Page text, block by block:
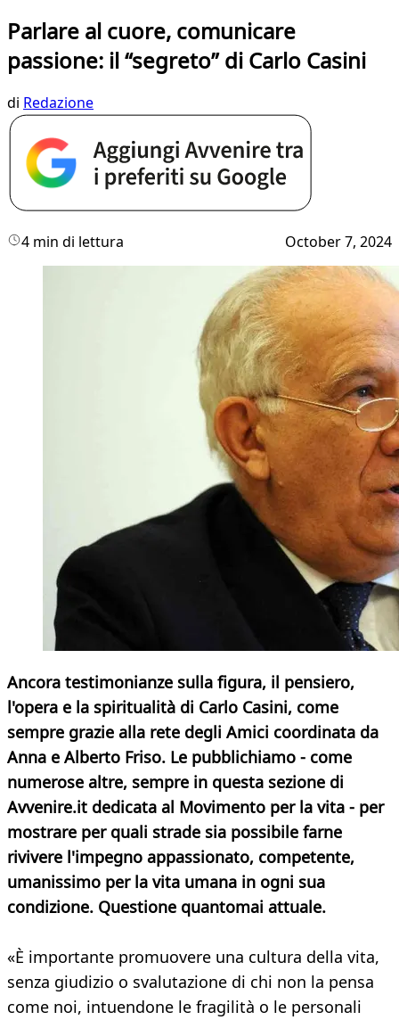
Parlare al cuore, comunicare
passione: il “segreto” di Carlo Casini
di Redazione
4 min di lettura October 7, 2024
Ancora testimonianze sulla figura, il pensiero,
l'opera e la spiritualità di Carlo Casini, come
sempre grazie alla rete degli Amici coordinata da
Anna e Alberto Friso. Le pubblichiamo - come
numerose altre, sempre in questa sezione di
Avvenire.it dedicata al Movimento per la vita - per
mostrare per quali strade sia possibile farne
rivivere l'impegno appassionato, competente,
umanissimo per la vita umana in ogni sua
condizione. Questione quantomai attuale.
«È importante promuovere una cultura della vita,
senza giudizio o svalutazione di chi non la pensa
come noi, intuendone le fragilità o le personali